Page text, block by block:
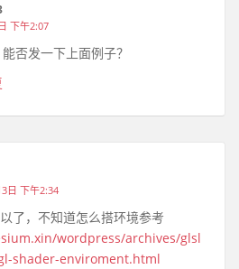
下午2:07
否发一下上面例子？
日 下午2:34
了，不知道怎么搭环境参考
wordpress/archives/glsl
shader-enviroment.html